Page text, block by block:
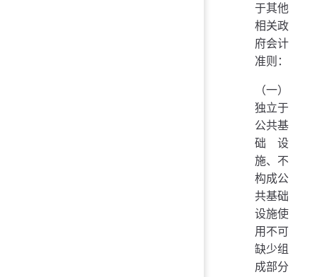
于其他
相关政
府会计
准则：
（一）
独立于
公共基
础设
施、不
构成公
共基础
设施使
用不可
缺少组
成部分